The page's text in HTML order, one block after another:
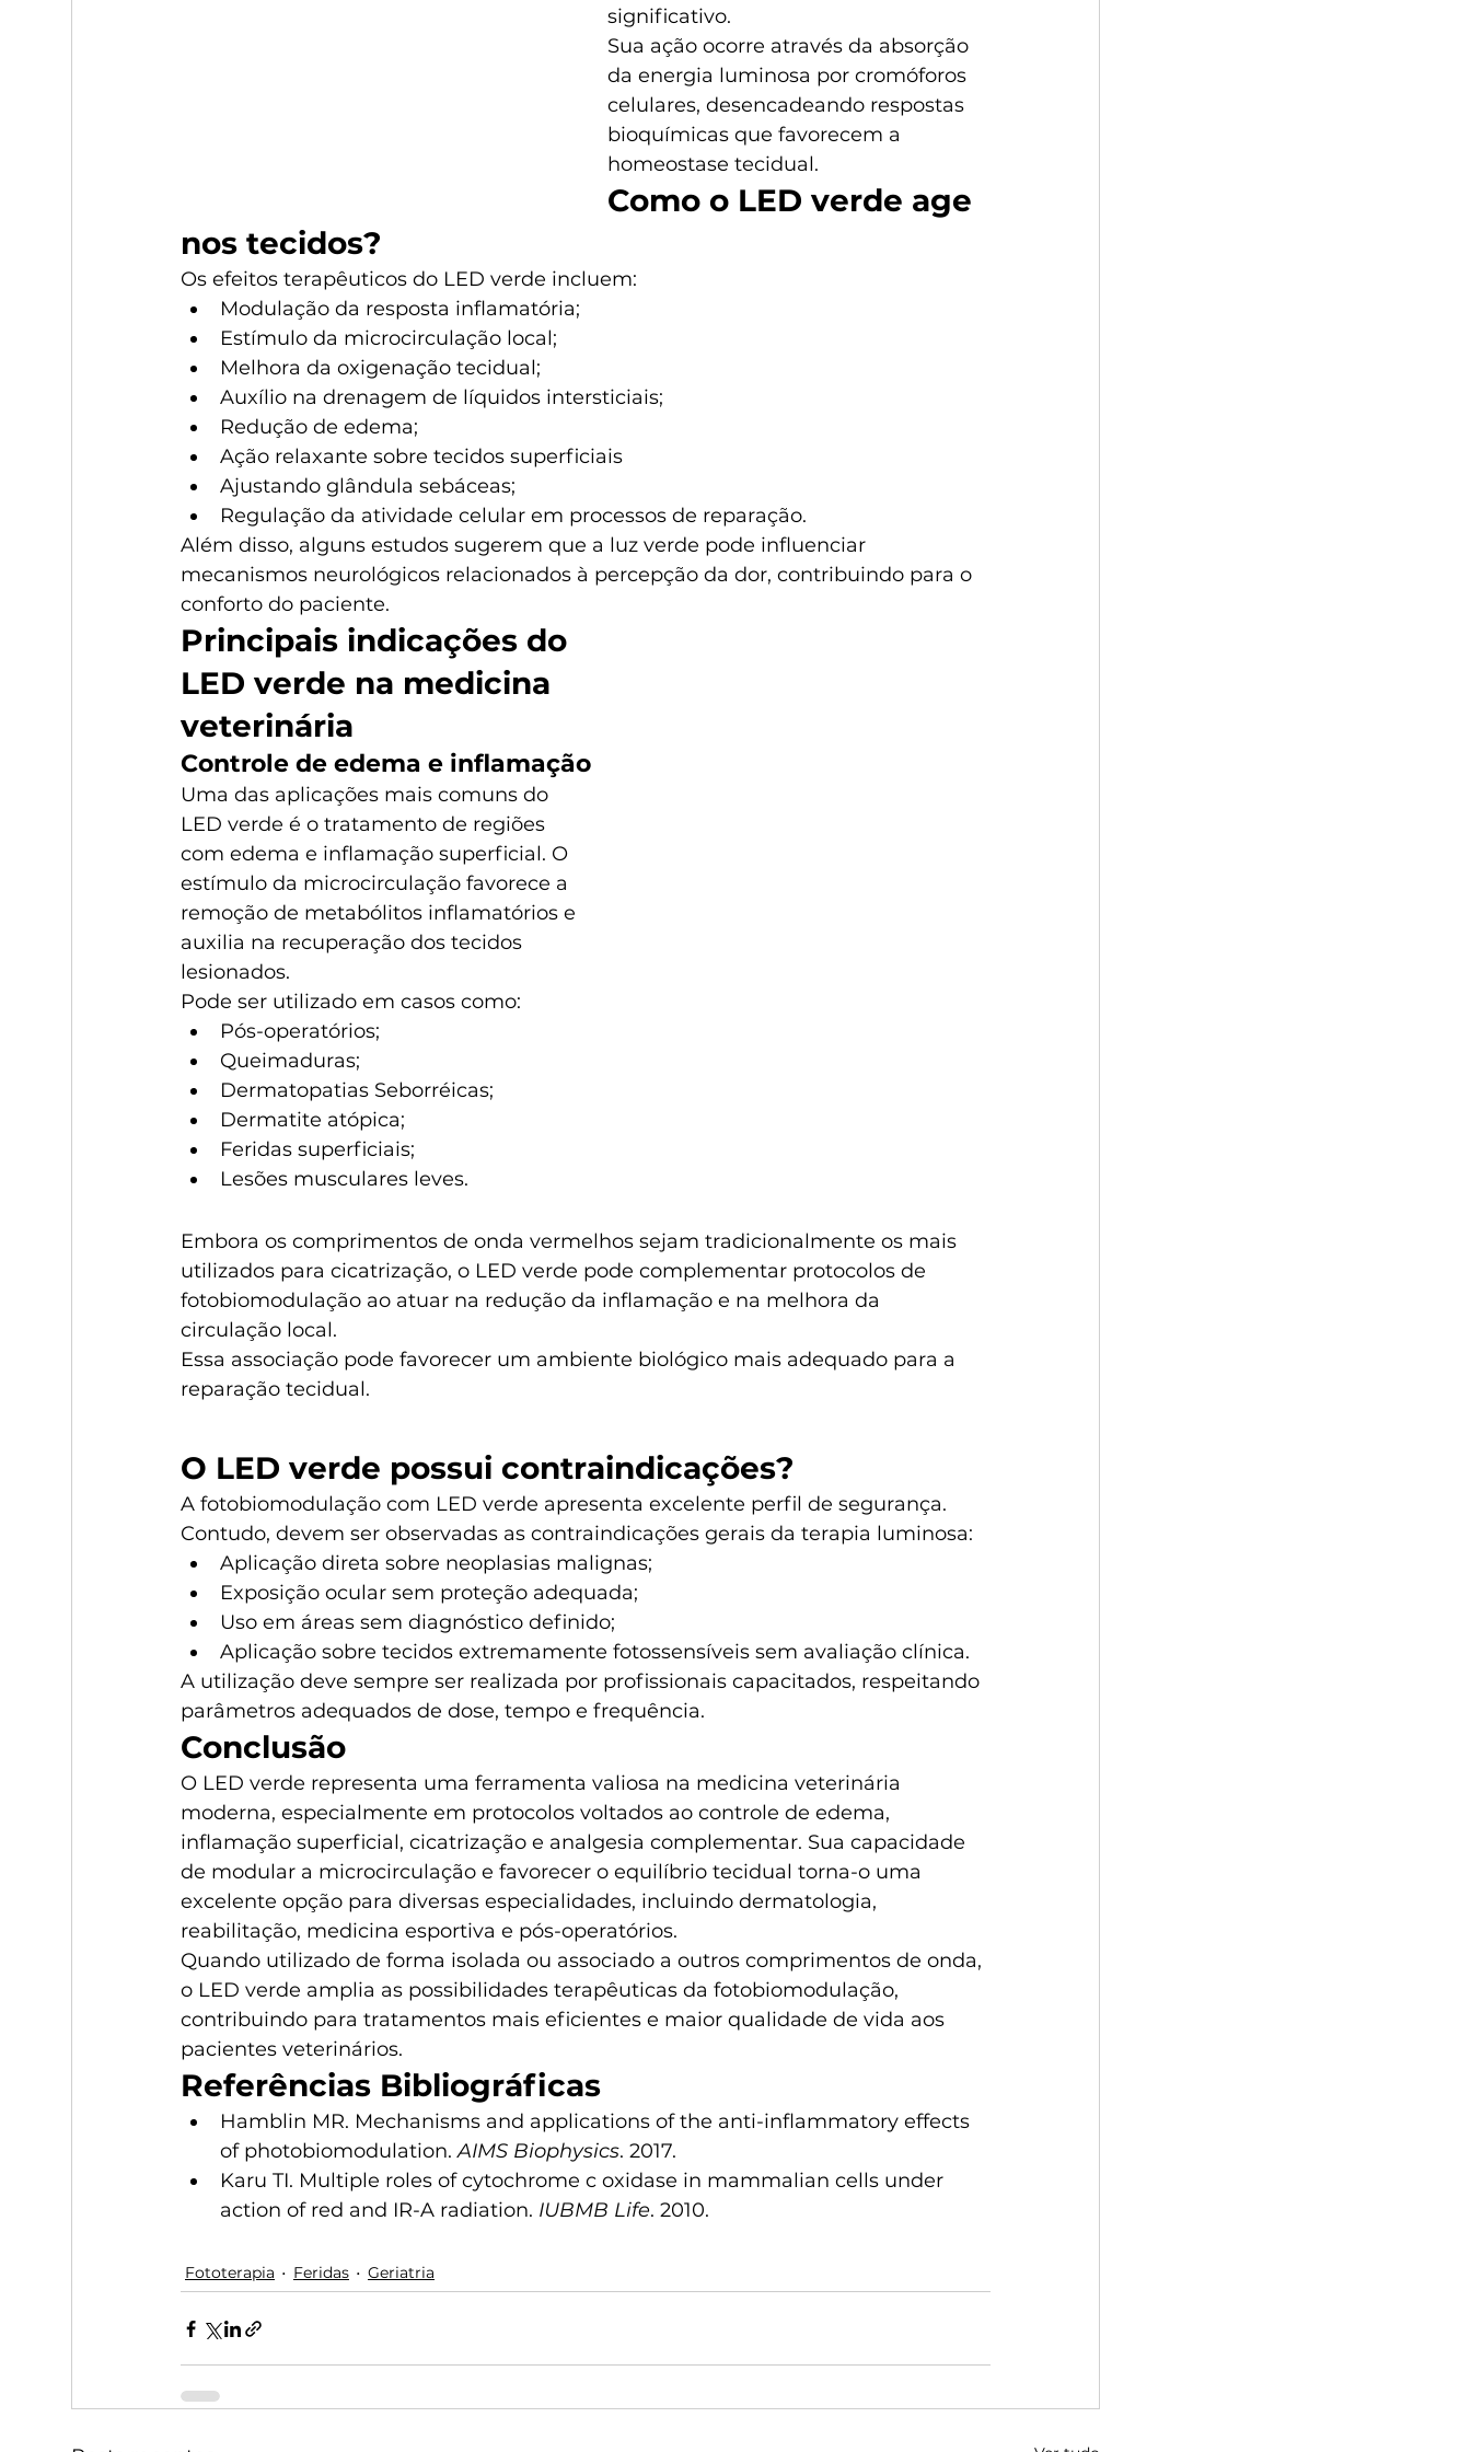
significativo.
Sua ação ocorre através da absorção
da energia luminosa por cromóforos
celulares, desencadeando respostas
bioquímicas que favorecem a
homeostase tecidual.
Como o LED verde age
nos tecidos?
Os efeitos terapêuticos do LED verde incluem:
Modulação da resposta inflamatória;
Estímulo da microcirculação local;
Melhora da oxigenação tecidual;
Auxílio na drenagem de líquidos intersticiais;
Redução de edema;
Ação relaxante sobre tecidos superficiais
Ajustando glândula sebáceas;
Regulação da atividade celular em processos de reparação.
Além disso, alguns estudos sugerem que a luz verde pode influenciar
mecanismos neurológicos relacionados à percepção da dor, contribuindo para o
conforto do paciente.
Principais indicações do
LED verde na medicina
veterinária
Controle de edema e inflamação
Uma das aplicações mais comuns do
LED verde é o tratamento de regiões
com edema e inflamação superficial. O
estímulo da microcirculação favorece a
remoção de metabólitos inflamatórios e
auxilia na recuperação dos tecidos
lesionados.
Pode ser utilizado em casos como:
Pós-operatórios;
Queimaduras;
Dermatopatias Seborréicas;
Dermatite atópica;
Feridas superficiais;
Lesões musculares leves.
Embora os comprimentos de onda vermelhos sejam tradicionalmente os mais
utilizados para cicatrização, o LED verde pode complementar protocolos de
fotobiomodulação ao atuar na redução da inflamação e na melhora da
circulação local.
Essa associação pode favorecer um ambiente biológico mais adequado para a
reparação tecidual.
O LED verde possui contraindicações?
A fotobiomodulação com LED verde apresenta excelente perfil de segurança.
Contudo, devem ser observadas as contraindicações gerais da terapia luminosa:
Aplicação direta sobre neoplasias malignas;
Exposição ocular sem proteção adequada;
Uso em áreas sem diagnóstico definido;
Aplicação sobre tecidos extremamente fotossensíveis sem avaliação clínica.
A utilização deve sempre ser realizada por profissionais capacitados, respeitando
parâmetros adequados de dose, tempo e frequência.
Conclusão
O LED verde representa uma ferramenta valiosa na medicina veterinária
moderna, especialmente em protocolos voltados ao controle de edema,
inflamação superficial, cicatrização e analgesia complementar. Sua capacidade
de modular a microcirculação e favorecer o equilíbrio tecidual torna-o uma
excelente opção para diversas especialidades, incluindo dermatologia,
reabilitação, medicina esportiva e pós-operatórios.
Quando utilizado de forma isolada ou associado a outros comprimentos de onda,
o LED verde amplia as possibilidades terapêuticas da fotobiomodulação,
contribuindo para tratamentos mais eficientes e maior qualidade de vida aos
pacientes veterinários.
Referências Bibliográficas
Hamblin MR. Mechanisms and applications of the anti-inflammatory effects
of photobiomodulation. AIMS Biophysics. 2017.
Karu TI. Multiple roles of cytochrome c oxidase in mammalian cells under
action of red and IR-A radiation. IUBMB Life. 2010.
Fototerapia Feridas Geriatria